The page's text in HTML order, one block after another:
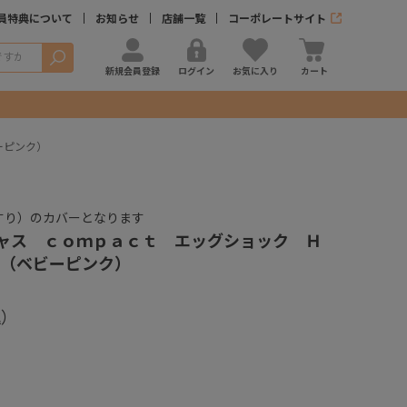
特典について お知らせ 店舗一覧 コーポレートサイト
検索
新規会員登録 ログイン お気に入り カート
ンク）
）のカバーとなります
ス ｃｏｍｐａｃｔ エッグショック Ｈ
ベビーピンク）